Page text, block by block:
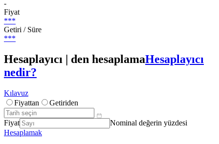
-
Fiyat
***
Getiri / Süre
***
Hesaplayıcı | den hesaplamaHesaplayıcı
nedir?
Kılavuz
Fiyattan
Getiriden
Fiyat
Nominal değerin yüzdesi
Hesaplamak